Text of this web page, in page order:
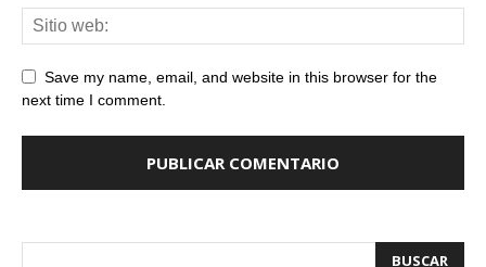
Save my name, email, and website in this browser for the
next time I comment.